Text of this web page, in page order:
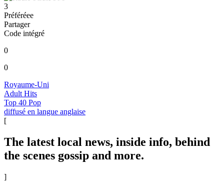
3
Préféréeе
Partager
Code intégré
0
0
Royaume-Uni
Adult Hits
Top 40 Pop
diffusé en langue anglaise
[
The latest local news, inside info, behind
the scenes gossip and more.
]